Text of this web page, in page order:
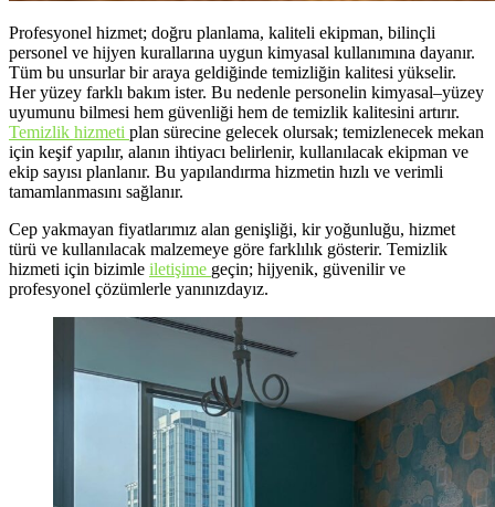
Profesyonel hizmet; doğru planlama, kaliteli ekipman, bilinçli
personel ve hijyen kurallarına uygun kimyasal kullanımına dayanır.
Tüm bu unsurlar bir araya geldiğinde temizliğin kalitesi yükselir.
Her yüzey farklı bakım ister. Bu nedenle personelin kimyasal–yüzey
uyumunu bilmesi hem güvenliği hem de temizlik kalitesini artırır.
Temizlik hizmeti plan sürecine gelecek olursak; temizlenecek mekan
için keşif yapılır, alanın ihtiyacı belirlenir, kullanılacak ekipman ve
ekip sayısı planlanır. Bu yapılandırma hizmetin hızlı ve verimli
tamamlanmasını sağlanır.
Cep yakmayan fiyatlarımız alan genişliği, kir yoğunluğu, hizmet
türü ve kullanılacak malzemeye göre farklılık gösterir. Temizlik
hizmeti için bizimle iletişime geçin; hijyenik, güvenilir ve
profesyonel çözümlerle yanınızdayız.